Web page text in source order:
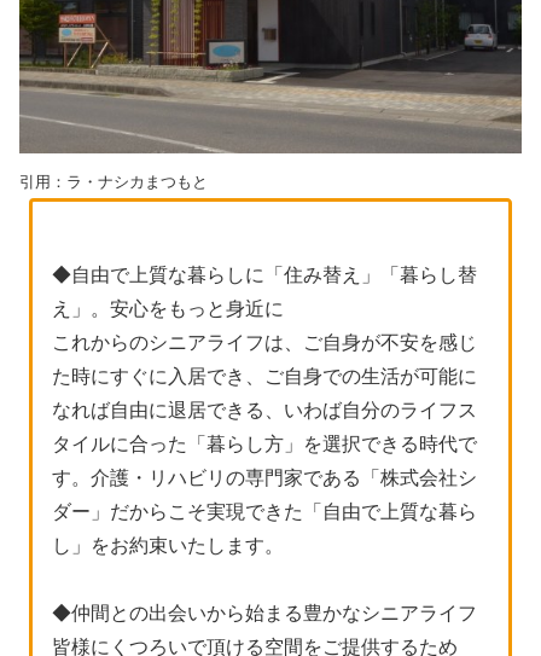
引用：ラ・ナシカまつもと
◆自由で上質な暮らしに「住み替え」「暮らし替
え」。安心をもっと身近に
これからのシニアライフは、ご自身が不安を感じ
た時にすぐに入居でき、ご自身での生活が可能に
なれば自由に退居できる、いわば自分のライフス
タイルに合った「暮らし方」を選択できる時代で
す。介護・リハビリの専門家である「株式会社シ
ダー」だからこそ実現できた「自由で上質な暮ら
し」をお約束いたします。
◆仲間との出会いから始まる豊かなシニアライフ
皆様にくつろいで頂ける空間をご提供するため